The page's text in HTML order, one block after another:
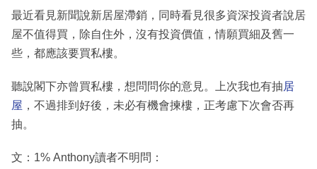
區
最近看見新聞說新居屋滯銷，同時看見很多資深投資者說居
屋不值得買，除自住外，沒有投資價值，情願買細及舊一
些，都應該要買私樓。
聽說閣下亦曾買私樓，想問問你的意見。上次我也有抽居
屋 ，不過排到好後，未必有機會揀樓，正考慮下次會否再
抽。
文：1% Anthony讀者不明問：